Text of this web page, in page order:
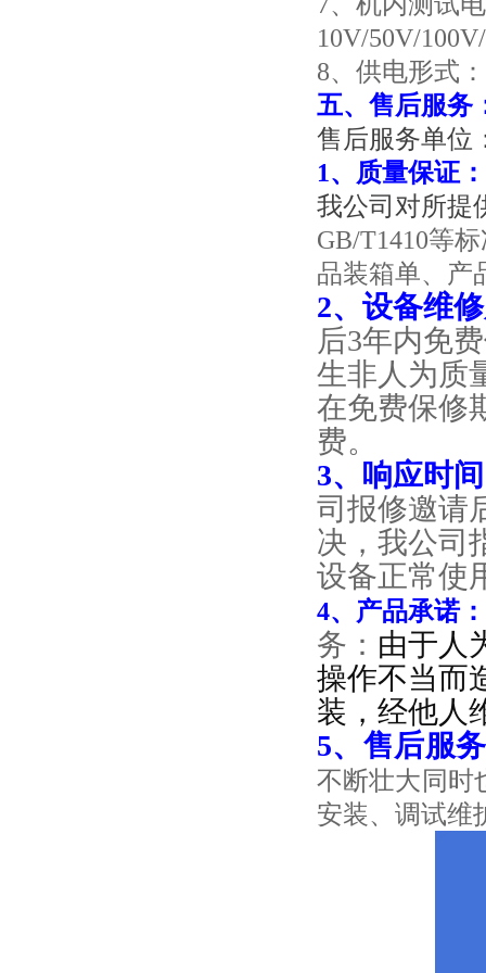
10V/50V/
8、供电形式
五、售后服务
售后服务单位
1、质量保证：
我公司对所提
GB/T1410等
品装箱单、产
2、设备维
后3年内免
生非人为质
在免费保修
费。
3、响应时
司报修邀请
决，我公司
设备正常使
4、产品承诺：
务： 由于人
操作不当而
装，经他人
5、售后服
不断壮大同时
安装、调试维